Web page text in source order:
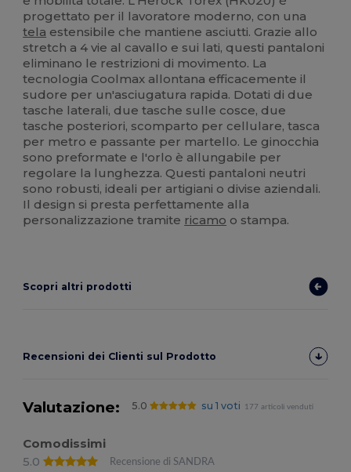
progettato per il lavoratore moderno, con una
tela estensibile che mantiene asciutti. Grazie allo
stretch a 4 vie al cavallo e sui lati, questi pantaloni
eliminano le restrizioni di movimento. La
tecnologia Coolmax allontana efficacemente il
sudore per un'asciugatura rapida. Dotati di due
tasche laterali, due tasche sulle cosce, due
tasche posteriori, scomparto per cellulare, tasca
per metro e passante per martello. Le ginocchia
sono preformate e l'orlo è allungabile per
regolare la lunghezza. Questi pantaloni neutri
sono robusti, ideali per artigiani o divise aziendali.
Il design si presta perfettamente alla
personalizzazione tramite ricamo o stampa.
Scopri altri prodotti
Recensioni dei Clienti sul Prodotto
Valutazione: 5.0 su 1 voti 177 articoli venduti
Comodissimi
5.0
Recensione di SANDRA